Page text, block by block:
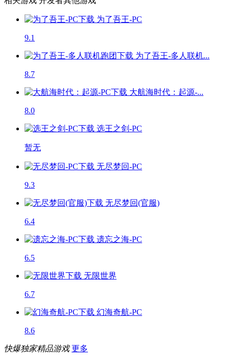
为了吾王-PC
9.1
为了吾王-多人联机...
8.7
大航海时代：起源-...
8.0
选王之剑-PC
暂无
无尽梦回-PC
9.3
无尽梦回(官服)
6.4
遗忘之海-PC
6.5
无限世界
6.7
幻海奇航-PC
8.6
快爆独家精品游戏 更多